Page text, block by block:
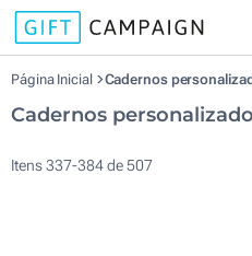
Página Inicial Cadernos
Cadernos
Itens337-384de507